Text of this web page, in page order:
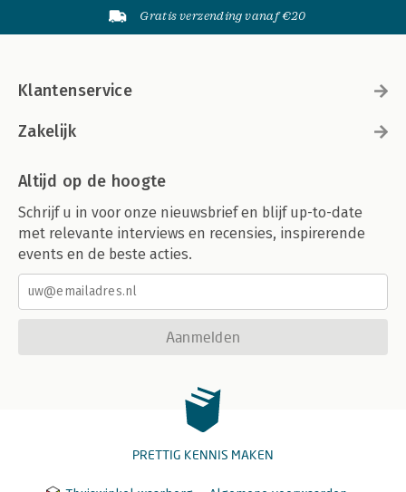
Gratis verzending vanaf €20
Klantenservice
Zakelijk
Altijd op de hoogte
Schrijf u in voor onze nieuwsbrief en blijf up-to-date
met relevante interviews en recensies, inspirerende
events en de beste acties.
Aanmelden
PRETTIG KENNIS MAKEN